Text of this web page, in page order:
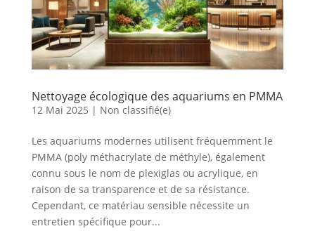
Nettoyage écologique des aquariums en PMMA
12 Mai 2025 | Non classifié(e)
Les aquariums modernes utilisent fréquemment le
PMMA (poly méthacrylate de méthyle), également
connu sous le nom de plexiglas ou acrylique, en
raison de sa transparence et de sa résistance.
Cependant, ce matériau sensible nécessite un
entretien spécifique pour...